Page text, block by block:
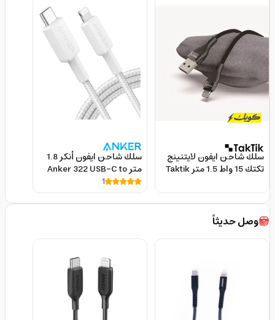
سلك شاحن ايفون لايتنينج
تكتك 15 واط 1.5 متر Taktik
Lighting Cable
سلك شاحن ايفون أنكر 1.8
متر Anker 322 USB-C to
Lightning Cable
1
وصل حديثاً